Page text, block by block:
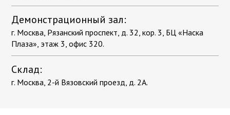
Демонстрационный зал:
г. Москва, Рязанский проспект, д. 32, кор. 3, БЦ «Наска
Плаза», этаж 3, офис 320.
Склад:
г. Москва, 2-й Вязовский проезд, д. 2А.